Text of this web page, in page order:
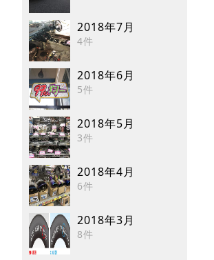
2018年7月
4件
2018年6月
5件
2018年5月
3件
2018年4月
6件
2018年3月
8件